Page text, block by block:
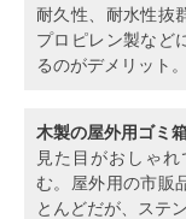
耐久性、耐水性抜
プロピレン製など
るのがデメリット。
木製の屋外用ゴミ
見た目がおしゃ
む。屋外用の市販
とんどだが、ステ